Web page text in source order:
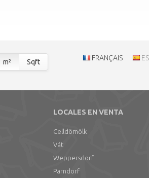
m² Sqft FRANÇAIS
LOCALES EN VENTA
Celldömölk
Vát
Weppersdorf
Parndorf